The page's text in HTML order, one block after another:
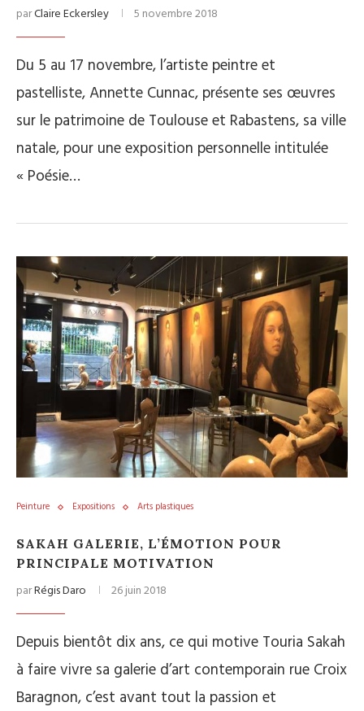
parClaire Eckersley 5 novembre 2018
Du 5 au 17 novembre, l’artiste peintre et
pastelliste, Annette Cunnac, présente ses œuvres
sur le patrimoine de Toulouse et Rabastens, sa ville
natale, pour une exposition personnelle intitulée
« Poésie…
Peinture Expositions Arts plastiques
SAKAH GALERIE, L’ÉMOTION POUR
PRINCIPALE MOTIVATION
parRégis Daro 26 juin 2018
Depuis bientôt dix ans, ce qui motive Touria Sakah
à faire vivre sa galerie d’art contemporain rue Croix
Baragnon, c’est avant tout la passion et